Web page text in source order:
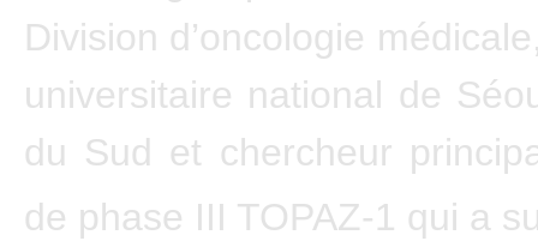
Division d’oncologie
universitaire national de
du Sud et chercheur
de phase III TOPAZ‑1 qui a